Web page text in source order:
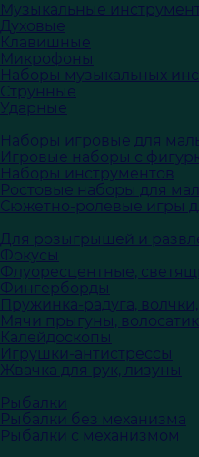
Музыкальные
Духовые
Клавишные
Микрофоны
Наборы музыкальных
Струнные
Ударные
Наборы игровые для
Игровые наборы с
Наборы инструментов
Ростовые наборы для
Сюжетно-ролевые игры
Для розыгрышей и
Фокусы
Флуоресцентные,
Фингерборды
Пружинка-радуга,
Мячи прыгуны,
Калейдоскопы
Игрушки-антистрессы
Жвачка для рук, лизуны
Рыбалки
Рыбалки без механизма
Рыбалки с механизмом